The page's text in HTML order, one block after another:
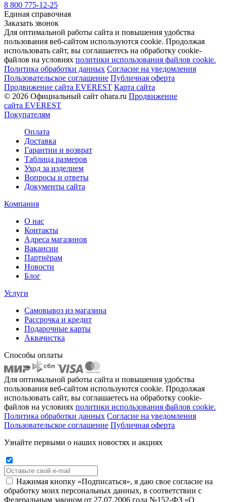
8 800 775-12-25
Единая справочная
Заказать звонок
Для оптимальной работы сайта и повышения удобства
пользования веб-сайтом используются cookie. Продолжая
использовать сайт, вы соглашаетесь на обработку cookie-
файлов на условиях политики использования файлов cookie.
Политика обработки данных Согласие на уведомления
Пользовательское соглашение Публичная оферта
Продвижение сайта EVEREST Карта сайта
© 2026 Официальный сайт ohara.ru Продвижение
сайта EVEREST
Покупателям
Оплата
Доставка
Гарантии и возврат
Таблица размеров
Уход за изделием
Вопросы и ответы
Документы сайта
Компания
О нас
Контакты
Адреса магазинов
Вакансии
Партнёрам
Новости
Блог
Услуги
Самовывоз из магазина
Рассрочка и кредит
Подарочные карты
Аквачистка
Способы оплаты
Для оптимальной работы сайта и повышения удобства
пользования веб-сайтом используются cookie. Продолжая
использовать сайт, вы соглашаетесь на обработку cookie-
файлов на условиях политики использования файлов cookie.
Политика обработки данных Согласие на уведомления
Пользовательское соглашение Публичная оферта
Узнайте первыми о наших новостях и акциях
Нажимая кнопку «Подписаться», я даю свое согласие на
обработку моих персональных данных, в соответствии с
Федеральным законом от 27.07.2006 года №152-ФЗ «О